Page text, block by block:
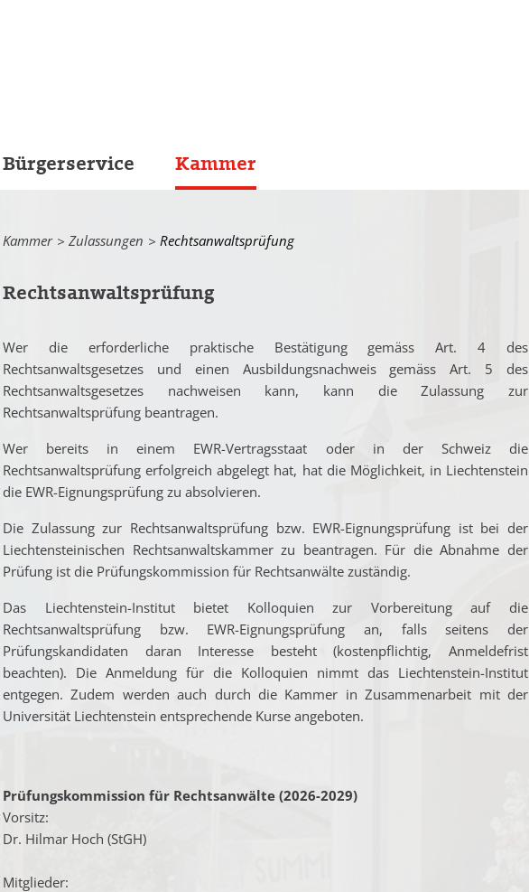
Bürgerservice Kammer
Kammer Zulassungen Current:
Rechtsanwaltsprüfung
Rechtsanwaltsprüfung
Wer die erforderliche praktische Bestätigung gemäss Art. 4 des
Rechtsanwaltsgesetzes und einen Ausbildungsnachweis gemäss Art. 5 des
Rechtsanwaltsgesetzes nachweisen kann, kann die Zulassung zur
Rechtsanwaltsprüfung beantragen.
Wer bereits in einem EWR-Vertragsstaat oder in der Schweiz die
Rechtsanwaltsprüfung erfolgreich abgelegt hat, hat die Möglichkeit, in Liechtenstein
die EWR-Eignungsprüfung zu absolvieren.
Die Zulassung zur Rechtsanwaltsprüfung bzw. EWR-Eignungsprüfung ist bei der
Liechtensteinischen Rechtsanwaltskammer zu beantragen. Für die Abnahme der
Prüfung ist die Prüfungskommission für Rechtsanwälte zuständig.
Das Liechtenstein-Institut bietet Kolloquien zur Vorbereitung auf die
Rechtsanwaltsprüfung bzw. EWR-Eignungsprüfung an, falls seitens der
Prüfungskandidaten daran Interesse besteht (kostenpflichtig, Anmeldefrist
beachten). Die Anmeldung für die Kolloquien nimmt das Liechtenstein-Institut
entgegen. Zudem werden auch durch die Kammer in Zusammenarbeit mit der
Universität Liechtenstein entsprechende Kurse angeboten.
Prüfungskommission für Rechtsanwälte (2026-2029)
Vorsitz:
Dr. Hilmar Hoch (StGH)
Mitglieder: